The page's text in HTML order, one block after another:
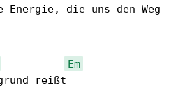
Energie, die uns den Weg
Em
reißt